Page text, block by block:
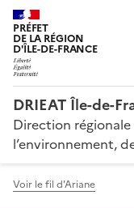
PRÉFET
DE LA RÉGION
D'ÎLE-DE-FRANCE
DRIEAT Île-de-
Direction
l’environnement,
Voir le fil d'Ariane